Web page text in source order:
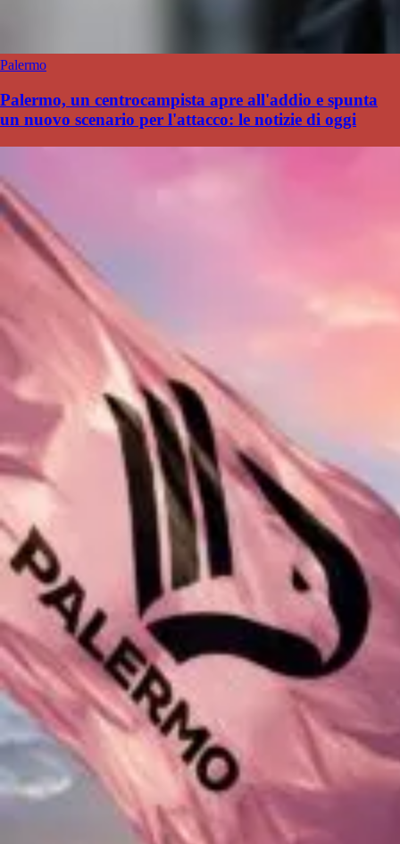
Palermo
Palermo, un centrocampista apre all'addio e spunta
un nuovo scenario per l'attacco: le notizie di oggi